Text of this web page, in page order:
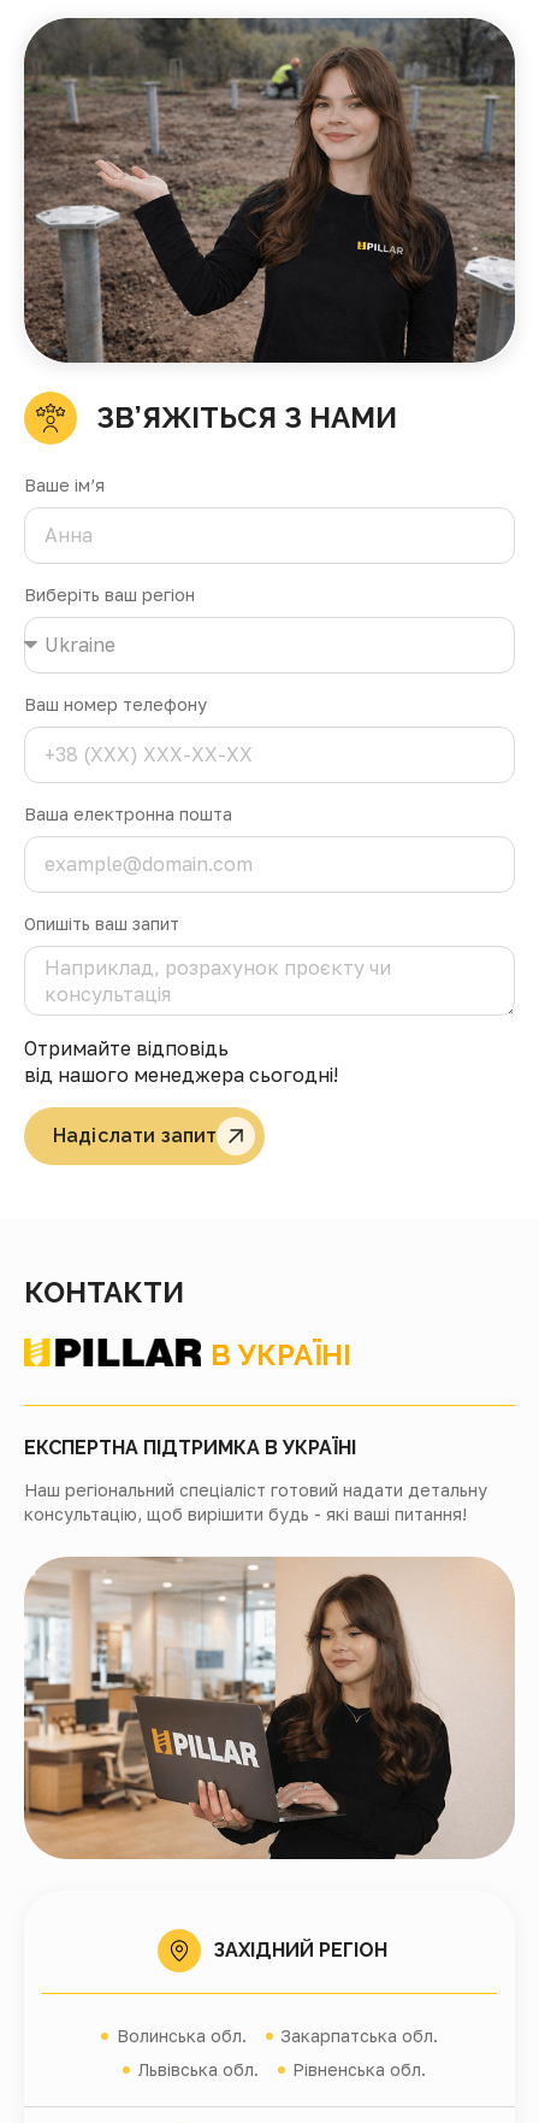
ЗВ’ЯЖІТЬСЯ З НАМИ
Ваше ім’я
Виберіть ваш регіон
Ваш номер телефону
Ваша електронна пошта
Опишіть ваш запит
Отримайте відповідь
від нашого менеджера сьогодні!
Надіслати запит
КОНТАКТИ
В УКРАЇНІ
ЕКСПЕРТНА ПІДТРИМКА В УКРАЇНІ
Наш регіональний спеціаліст готовий надати детальну
консультацію, щоб вирішити будь - які ваші питання!
ЗАХІДНИЙ РЕГІОН
Волинська обл.
Закарпатська обл.
Львівська обл.
Рівненська обл.